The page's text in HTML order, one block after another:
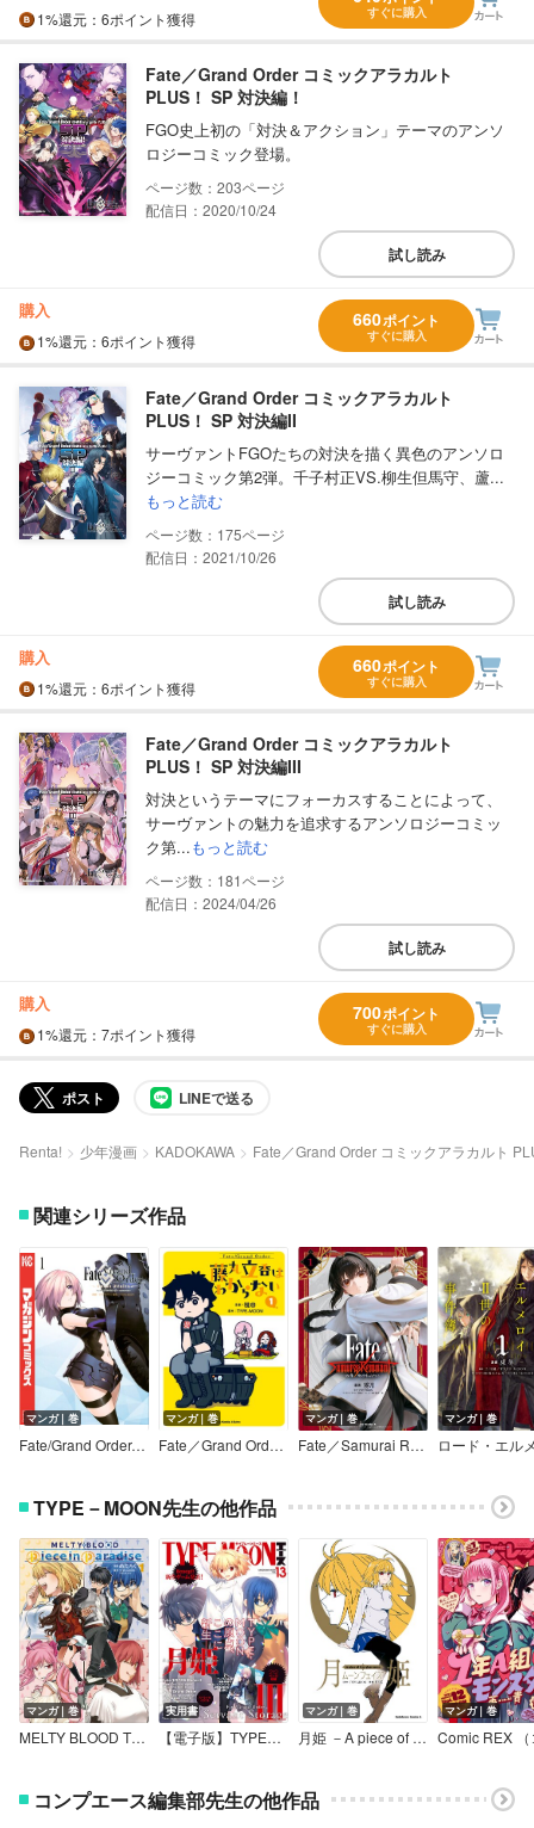
1%還元 ：6ポイント獲得 すぐに購入
Fate／Grand Order コミックアラカルト
PLUS！ SP 対決編！
FGO史上初の「対決＆アクション」テーマのアンソ
ロジーコミック登場。
203
配信日：2020/10/24
試し読み
購入
1%還元 ：6ポイント獲得
660ポイント
すぐに購入
Fate／Grand Order コミックアラカルト
PLUS！ SP 対決編II
サーヴァントFGOたちの対決を描く異色のアンソロ
ジーコミック第2弾。千子村正VS.柳生但馬守、蘆...
もっと読む
175
配信日：2021/10/26
試し読み
購入
1%還元 ：6ポイント獲得
660ポイント
すぐに購入
Fate／Grand Order コミックアラカルト
PLUS！ SP 対決編III
対決というテーマにフォーカスすることによって、
サーヴァントの魅力を追求するアンソロジーコミッ
ク第...もっと読む
181
配信日：2024/04/26
試し読み
購入
1%還元 ：7ポイント獲得
700ポイント
すぐに購入
ポスト LINEで送る
Renta! 少年漫画 KADOKAWA Fate／Grand Order コミックアラカルト
関連シリーズ作品
マンガ｜巻
Fate/Grand Order-turas realta-
マンガ｜巻
Fate／Grand Order 藤丸立香はわからない
マンガ｜巻
Fate／Samurai Remnant
マンガ｜巻
TYPE－MOON先生の他作品
マンガ｜巻
MELTY BLOOD TYPE LUMINA Piece in Paradise
実用書
【電子版】TYPE－MOONエース
マンガ｜巻
月姫 －A piece of blue glass moon－ ムーンフェイズ
マンガ｜巻
コンプエース編集部先生の他作品